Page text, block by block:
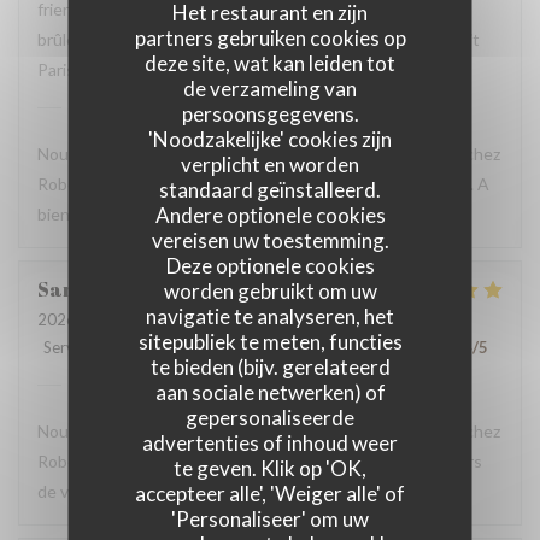
Het restaurant en zijn
partners gebruiken cookies op
deze site, wat kan leiden tot
de verzameling van
persoonsgegevens.
'Noodzakelijke' cookies zijn
verplicht en worden
standaard geïnstalleerd.
Andere optionele cookies
vereisen uw toestemming.
Deze optionele cookies
worden gebruikt om uw
navigatie te analyseren, het
sitepubliek te meten, functies
te bieden (bijv. gerelateerd
aan sociale netwerken) of
gepersonaliseerde
advertenties of inhoud weer
te geven. Klik op 'OK,
accepteer alle', 'Weiger alle' of
'Personaliseer' om uw
friendly and helpful. We loved the snails, duck, and crème
brûlée. We will definitely return here the next time we visit
Paris.
Robert et Louiseheeft op deze beoordeling
Nous sommes ravis que vous ayez passé un bon moment chez
Robert et Louise, Et vous remercions pour votre message. A
bientôt ?
Sam
2026-07-17
- 17:45 - Gasten 2
Service
Atmosfeer:5/5 Keuken:5 /5 Kwaliteit / Prijs /5
Robert et Louise heeft op deze beoordeling
gereageerd
Nous sommes ravis que vous ayez passé un bon moment chez
Robert et Louise, que nous serons heureux de rééditer lors
de votre prochain passage.